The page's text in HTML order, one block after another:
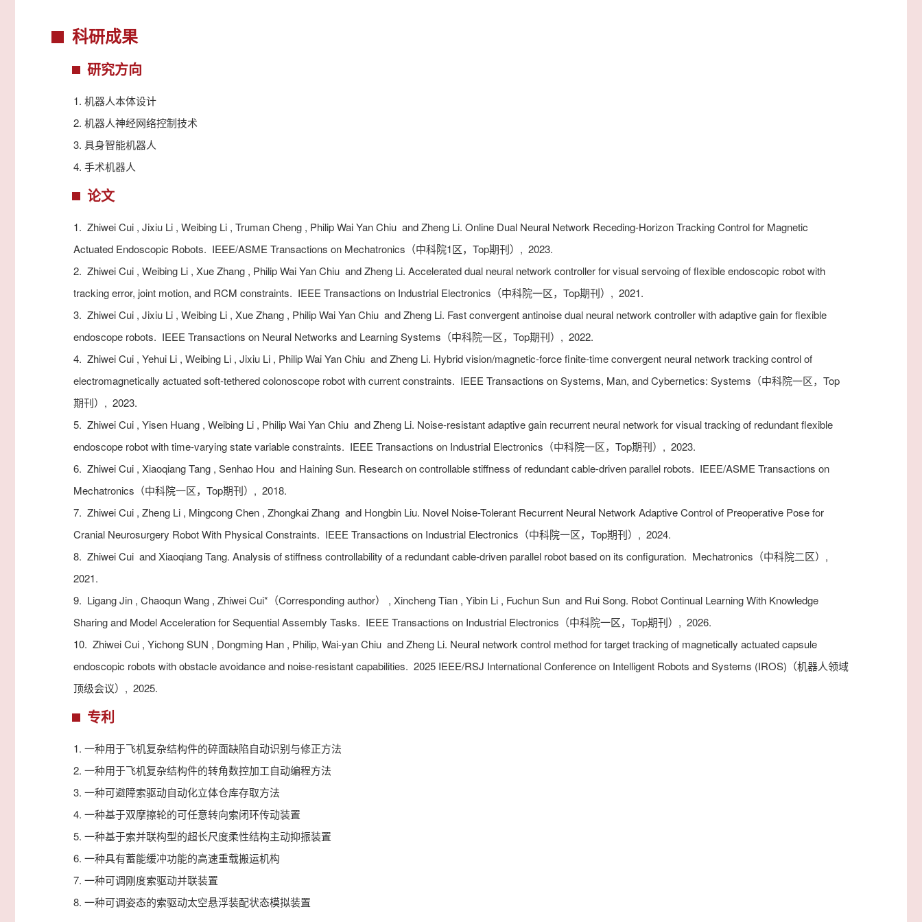
科研成果
研究方向
1. 机器人本体设计
2. 机器人神经网络控制技术
3. 具身智能机器人
4. 手术机器人
论文
1. Zhiwei Cui , Jixiu Li , Weibing Li , Truman Cheng , Philip Wai Yan Chiu and Zheng Li. Online Dual Neural Network Receding-Horizon Tracking Control for Magnetic
Actuated Endoscopic Robots. IEEE/ASME Transactions on Mechatronics（中科院1区，Top期刊）, 2023.
2. Zhiwei Cui , Weibing Li , Xue Zhang , Philip Wai Yan Chiu and Zheng Li. Accelerated dual neural network controller for visual servoing of flexible endoscopic robot with
tracking error, joint motion, and RCM constraints. IEEE Transactions on Industrial Electronics（中科院一区，Top期刊）, 2021.
3. Zhiwei Cui , Jixiu Li , Weibing Li , Xue Zhang , Philip Wai Yan Chiu and Zheng Li. Fast convergent antinoise dual neural network controller with adaptive gain for flexible
endoscope robots. IEEE Transactions on Neural Networks and Learning Systems（中科院一区，Top期刊）, 2022.
4. Zhiwei Cui , Yehui Li , Weibing Li , Jixiu Li , Philip Wai Yan Chiu and Zheng Li. Hybrid vision/magnetic-force finite-time convergent neural network tracking control of
electromagnetically actuated soft-tethered colonoscope robot with current constraints. IEEE Transactions on Systems, Man, and Cybernetics: Systems（中科院一区，Top
期刊）, 2023.
5. Zhiwei Cui , Yisen Huang , Weibing Li , Philip Wai Yan Chiu and Zheng Li. Noise-resistant adaptive gain recurrent neural network for visual tracking of redundant flexible
endoscope robot with time-varying state variable constraints. IEEE Transactions on Industrial Electronics（中科院一区，Top期刊）, 2023.
6. Zhiwei Cui , Xiaoqiang Tang , Senhao Hou and Haining Sun. Research on controllable stiffness of redundant cable-driven parallel robots. IEEE/ASME Transactions on
Mechatronics（中科院一区，Top期刊）, 2018.
7. Zhiwei Cui , Zheng Li , Mingcong Chen , Zhongkai Zhang and Hongbin Liu. Novel Noise-Tolerant Recurrent Neural Network Adaptive Control of Preoperative Pose for
Cranial Neurosurgery Robot With Physical Constraints. IEEE Transactions on Industrial Electronics（中科院一区，Top期刊）, 2024.
8. Zhiwei Cui and Xiaoqiang Tang. Analysis of stiffness controllability of a redundant cable-driven parallel robot based on its configuration. Mechatronics（中科院二区）,
2021.
9. Ligang Jin , Chaoqun Wang , Zhiwei Cui*（Corresponding author） , Xincheng Tian , Yibin Li , Fuchun Sun and Rui Song. Robot Continual Learning With Knowledge
Sharing and Model Acceleration for Sequential Assembly Tasks. IEEE Transactions on Industrial Electronics（中科院一区，Top期刊）, 2026.
10. Zhiwei Cui , Yichong SUN , Dongming Han , Philip, Wai-yan Chiu and Zheng Li. Neural network control method for target tracking of magnetically actuated capsule
endoscopic robots with obstacle avoidance and noise-resistant capabilities. 2025 IEEE/RSJ International Conference on Intelligent Robots and Systems (IROS)（机器人领域
顶级会议）, 2025.
专利
1. 一种用于飞机复杂结构件的碎面缺陷自动识别与修正方法
2. 一种用于飞机复杂结构件的转角数控加工自动编程方法
3. 一种可避障索驱动自动化立体仓库存取方法
4. 一种基于双摩擦轮的可任意转向索闭环传动装置
5. 一种基于索并联构型的超长尺度柔性结构主动抑振装置
6. 一种具有蓄能缓冲功能的高速重载搬运机构
7. 一种可调刚度索驱动并联装置
8. 一种可调姿态的索驱动太空悬浮装配状态模拟装置